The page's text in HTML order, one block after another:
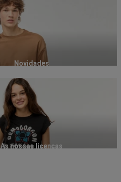
Novidades
As nossas licenças